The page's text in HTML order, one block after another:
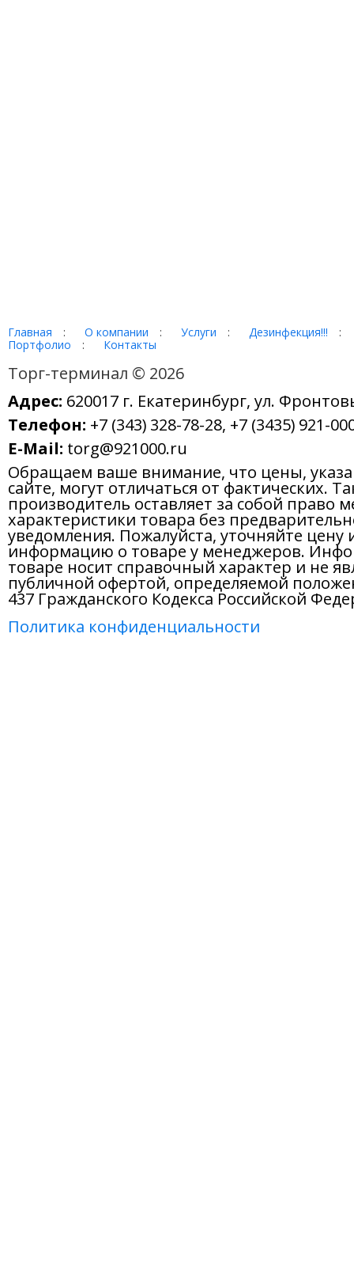
Главная : О компании : Услуги : Дезинфекция!!!
:
Портфолио
: Контакты
Торг-терминал © 2026
Адрес: 620017 г. Екатеринбург, ул.
Телефон: +7 (343) 328-78-28, +7 (3435) 921-
E-Mail: torg@921000.ru
Обращаем ваше внимание, что цены,
сайте, могут отличаться от фактических.
производитель оставляет за собой право
характеристики товара без
уведомления. Пожалуйста, уточняйте цену
информацию о товаре у менеджеров.
товаре носит справочный характер и не
публичной офертой, определяемой
437 Гражданского Кодекса Российской
Политика конфиденциальности